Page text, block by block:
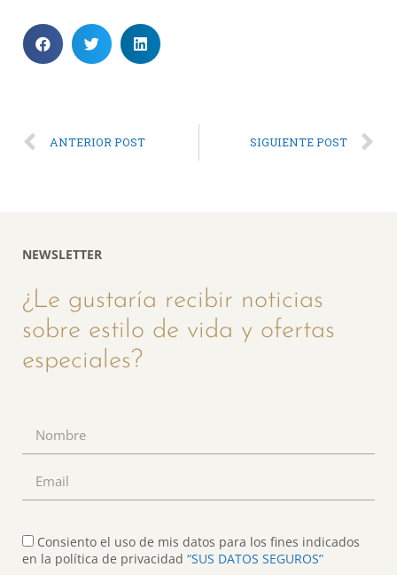
ANTERIOR POST SIGUIENTE POST
NEWSLETTER
¿Le gustaría recibir noticias
sobre estilo de vida y ofertas
especiales?
Consiento el uso de mis datos para los fines indicados
en la política de privacidad “SUS DATOS SEGUROS”